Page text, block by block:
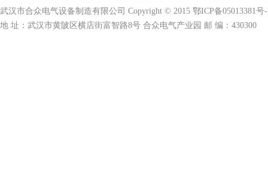
武汉市合众电气设备制造有限公司 Copyright © 2015 鄂ICP备05013381号
地 址：武汉市黄陂区横店街富智路8号 合众电气产业园 邮 编：430300